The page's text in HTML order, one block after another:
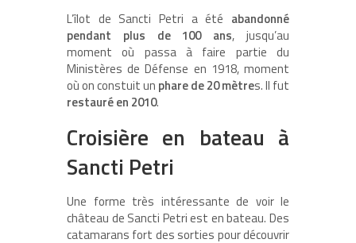
L’îlot de Sancti Petri a été abandonné
pendant plus de 100 ans, jusqu’au
moment où passa à faire partie du
Ministères de Défense en 1918, moment
où on constuit un phare de 20 mètres. Il fut
restauré en 2010.
Croisière en bateau à
Sancti Petri
Une forme très intéressante de voir le
château de Sancti Petri est en bateau. Des
catamarans fort des sorties pour découvrir